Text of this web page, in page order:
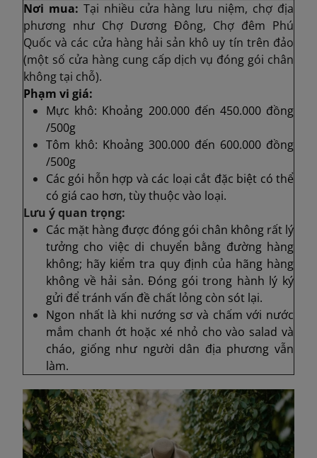
Nơi mua: Tại nhiều cửa hàng lưu niệm, chợ địa
phương như Chợ Dương Đông, Chợ đêm Phú
Quốc và các cửa hàng hải sản khô uy tín trên đảo
(một số cửa hàng cung cấp dịch vụ đóng gói chân
không tại chỗ).
Phạm vi giá:
Mực khô: Khoảng 200.000 đến 450.000 đồng
/500g
Tôm khô: Khoảng 300.000 đến 600.000 đồng
/500g
Các gói hỗn hợp và các loại cắt đặc biệt có thể
có giá cao hơn, tùy thuộc vào loại.
Lưu ý quan trọng:
Các mặt hàng được đóng gói chân không rất lý
tưởng cho việc di chuyển bằng đường hàng
không; hãy kiểm tra quy định của hãng hàng
không về hải sản. Đóng gói trong hành lý ký
gửi để tránh vấn đề chất lỏng còn sót lại.
Ngon nhất là khi nướng sơ và chấm với nước
mắm chanh ớt hoặc xé nhỏ cho vào salad và
cháo, giống như người dân địa phương vẫn
làm.